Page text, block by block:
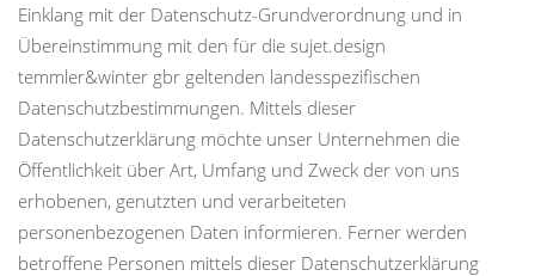
Einklang mit der Datenschutz-Grundverordnung und in
Übereinstimmung mit den für die sujet.design
temmler&winter gbr geltenden landesspezifischen
Datenschutzbestimmungen. Mittels dieser
Datenschutzerklärung möchte unser Unternehmen die
Öffentlichkeit über Art, Umfang und Zweck der von uns
erhobenen, genutzten und verarbeiteten
personenbezogenen Daten informieren. Ferner werden
betroffene Personen mittels dieser Datenschutzerklärung